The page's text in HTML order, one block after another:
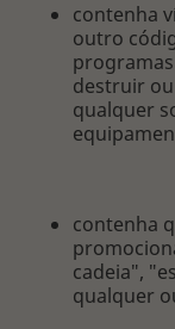
contenha
outro
destruir
qualquer
contenha
cadeia",
qualquer